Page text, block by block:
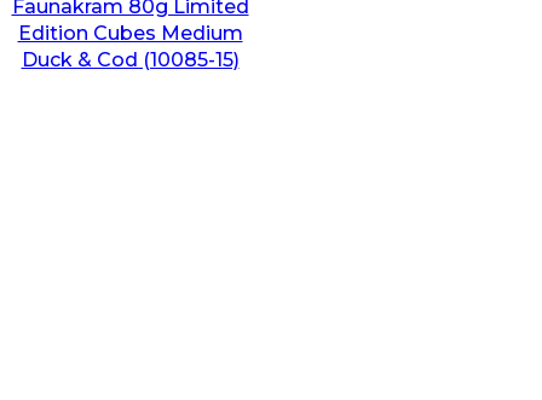
Faunakram 80g Limited
Edition Cubes Medium
Duck & Cod (10085-15)